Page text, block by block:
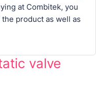
at Combitek, you
product as well as
valve